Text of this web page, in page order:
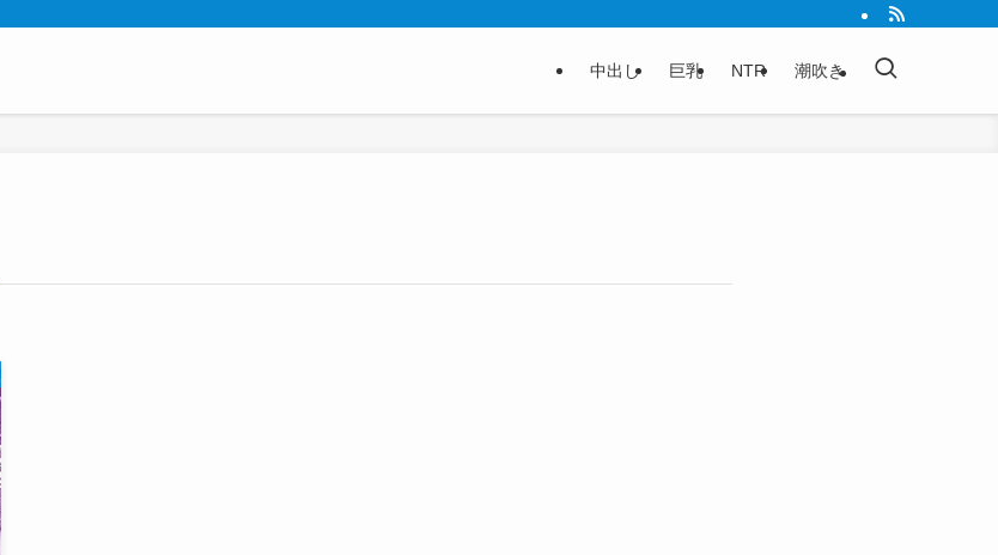
中出し 巨乳 NTR 潮吹き